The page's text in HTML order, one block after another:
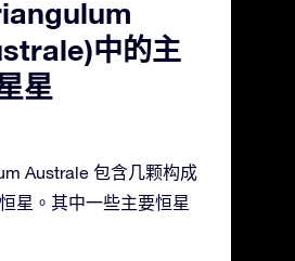
中的主
星
Australe 包含几颗构成
星。其中一些主要恒星